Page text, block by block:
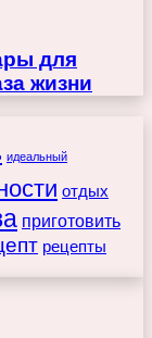
для
жизни
идеальный
отдых
приготовить
рецепты